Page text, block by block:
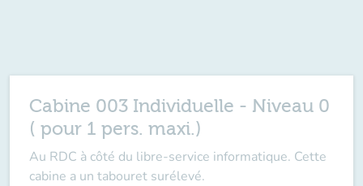
Cabine 003 Individuelle - Niveau 0
( pour 1 pers. maxi.)
Au RDC à côté du libre-service informatique. Cette
cabine a un tabouret surélevé.